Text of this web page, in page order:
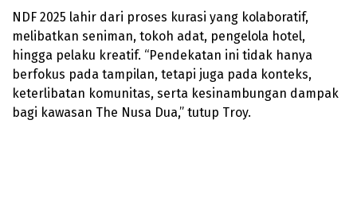
NDF 2025 lahir dari proses kurasi yang kolaboratif,
melibatkan seniman, tokoh adat, pengelola hotel,
hingga pelaku kreatif. “Pendekatan ini tidak hanya
berfokus pada tampilan, tetapi juga pada konteks,
keterlibatan komunitas, serta kesinambungan dampak
bagi kawasan The Nusa Dua,” tutup Troy.